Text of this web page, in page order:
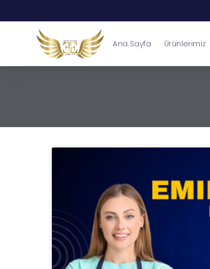
Ana Sayfa Ürünlerimiz